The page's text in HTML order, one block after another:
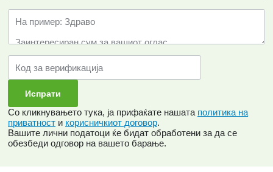
Со кликнувањето тука, ја прифаќате нашата политика на
приватност и корисничкиот договор.
Вашите лични податоци ќе бидат обработени за да се
обезбеди одговор на вашето барање.